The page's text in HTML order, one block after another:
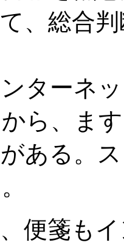
、総合
ターネ
ら、ま
ある。
便箋も